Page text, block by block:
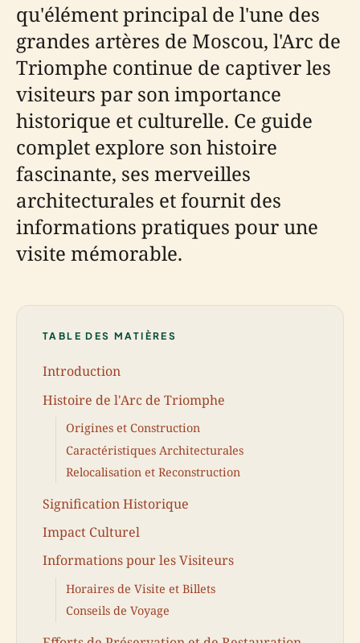
qu'élément principal de l'une des
grandes artères de Moscou, l'Arc de
Triomphe continue de captiver les
visiteurs par son importance
historique et culturelle. Ce guide
complet explore son histoire
fascinante, ses merveilles
architecturales et fournit des
informations pratiques pour une
visite mémorable.
TABLE DES MATIÈRES
Introduction
Histoire de l'Arc de Triomphe
Origines et Construction
Caractéristiques Architecturales
Relocalisation et Reconstruction
Signification Historique
Impact Culturel
Informations pour les Visiteurs
Horaires de Visite et Billets
Conseils de Voyage